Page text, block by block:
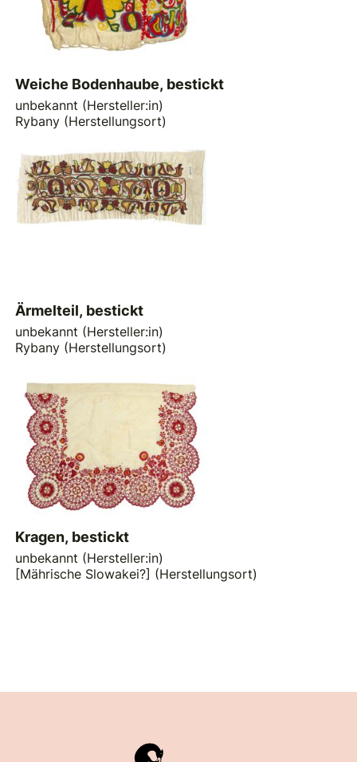
Weiche Bodenhaube, bestickt
unbekannt (Hersteller:in)
Rybany (Herstellungsort)
Ärmelteil, bestickt
unbekannt (Hersteller:in)
Rybany (Herstellungsort)
Kragen, bestickt
unbekannt (Hersteller:in)
[Mährische Slowakei?] (Herstellungsort)